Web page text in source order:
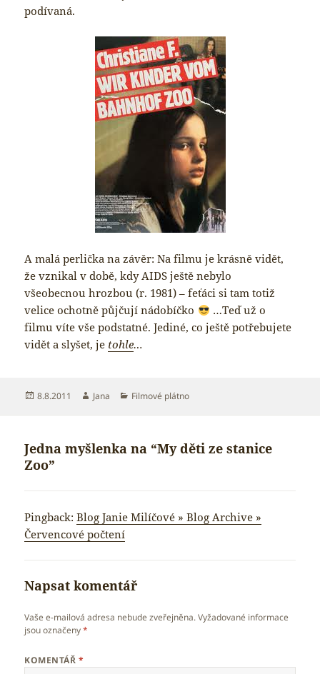
podívaná.
A malá perlička na závěr: Na filmu je krásně vidět,
že vznikal v době, kdy AIDS ještě nebylo
všeobecnou hrozbou (r. 1981) – feťáci si tam totiž
velice ochotně půjčují nádobíčko
…Teď už o
filmu víte vše podstatné. Jediné, co ještě potřebujete
vidět a slyšet, je tohle…
Publikováno:
8.8.2011 Autor:
Jana Rubriky:
Filmové plátno
Jedna myšlenka na “My děti ze stanice
Zoo”
Pingback:Blog Janie Milíčové » Blog Archive »
Červencové počtení
Napsat komentář
Vaše e-mailová adresa nebude zveřejněna. Vyžadované informace
jsou označeny*
KOMENTÁŘ *